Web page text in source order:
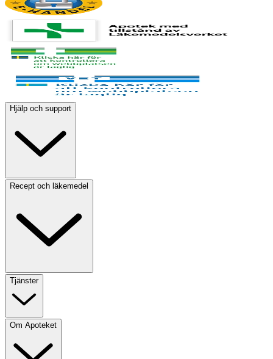
Hjälp och support
Recept och läkemedel
Tjänster
Om Apoteket